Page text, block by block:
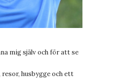
mig själv och för att se
husbygge och ett